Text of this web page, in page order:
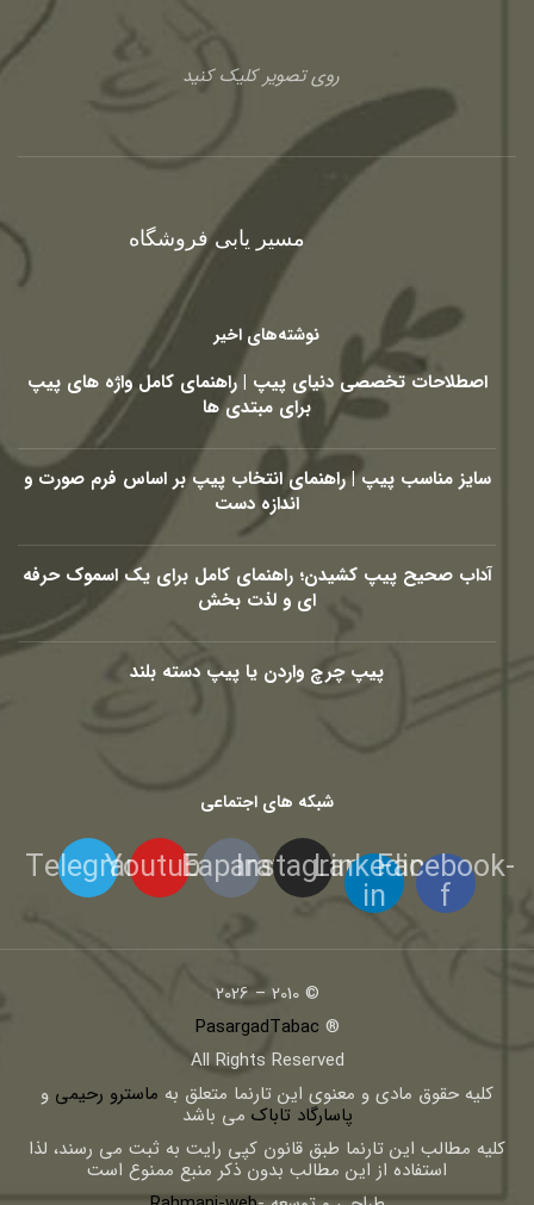
روی تصویر کلیک کنید
مسیر یابی فروشگاه
نوشته‌های اخیر
اصطلاحات تخصصی دنیای پیپ | راهنمای کامل واژه های پیپ
برای مبتدی ها
سایز مناسب پیپ | راهنمای انتخاب پیپ بر اساس فرم صورت و
اندازه دست
آداب صحیح پیپ کشیدن؛ راهنمای کامل برای یک اسموک حرفه
ای و لذت بخش
پیپ چرچ واردن یا پیپ دسته بلند
شبکه های اجتماعی
Facebook-
f
Linkedin-
in
Instagram
Eaparat
Youtube
Telegram
© 2010 – 2026
®
PasargadTabac
All Rights Reserved
كليه حقوق مادی و معنوی اين تارنما متعلق به ماسترو رحیمی و
پاسارگاد تاباک می باشد
کلیه مطالب این تارنما طبق قانون کپی رایت به ثبت می رسند، لذا
استفاده از این مطالب بدون ذکر منبع ممنوع است